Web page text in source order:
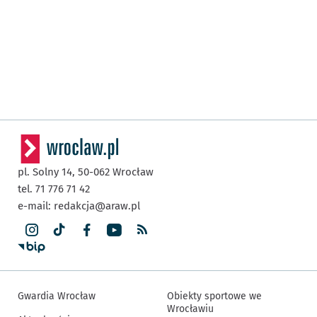
pl. Solny 14, 50-062 Wrocław
tel. 71 776 71 42
e-mail: redakcja@araw.pl
Gwardia Wrocław
Obiekty sportowe we
Wrocławiu